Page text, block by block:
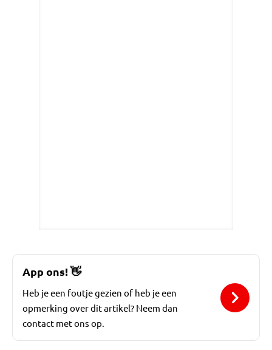
App ons!👋
Heb je een foutje gezien of heb je een
opmerking over dit artikel? Neem dan
contact met ons op.